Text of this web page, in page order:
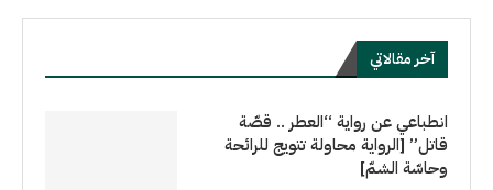
آخر مقالاتي
انطباعي عن رواية “العطر .. قصّة
قاتل” [الرواية محاولة تتويج للرائحة
وحاسّة الشمّ]